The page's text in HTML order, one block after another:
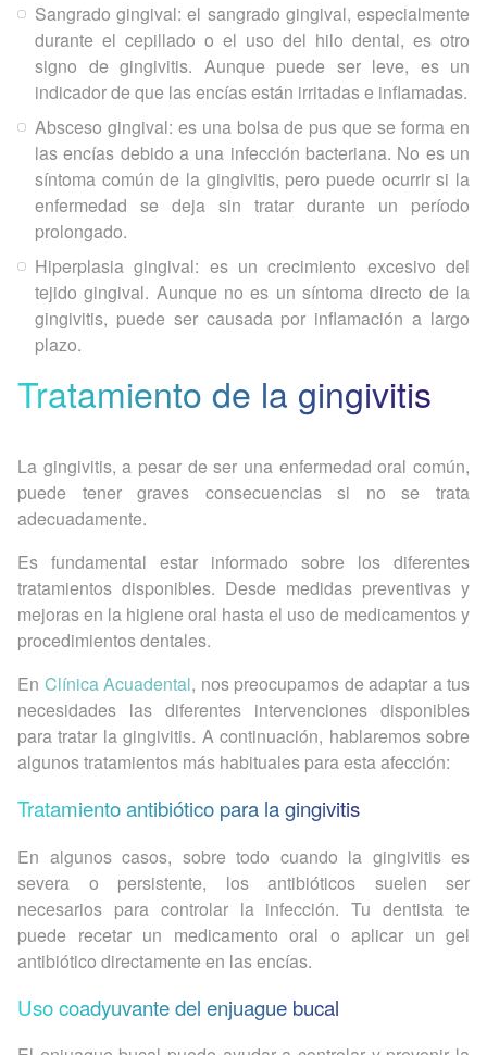
Sangrado gingival: el sangrado gingival, especialmente
durante el cepillado o el uso del hilo dental, es otro
signo de gingivitis. Aunque puede ser leve, es un
indicador de que las encías están irritadas e inflamadas.
Absceso gingival: es una bolsa de pus que se forma en
las encías debido a una infección bacteriana. No es un
síntoma común de la gingivitis, pero puede ocurrir si la
enfermedad se deja sin tratar durante un período
prolongado.
Hiperplasia gingival: es un crecimiento excesivo del
tejido gingival. Aunque no es un síntoma directo de la
gingivitis, puede ser causada por inflamación a largo
plazo.
Tratamiento de la gingivitis
La gingivitis, a pesar de ser una enfermedad oral común,
puede tener graves consecuencias si no se trata
adecuadamente.
Es fundamental estar informado sobre los diferentes
tratamientos disponibles. Desde medidas preventivas y
mejoras en la higiene oral hasta el uso de medicamentos y
procedimientos dentales.
En Clínica Acuadental, nos preocupamos de adaptar a tus
necesidades las diferentes intervenciones disponibles
para tratar la gingivitis. A continuación, hablaremos sobre
algunos tratamientos más habituales para esta afección:
Tratamiento antibiótico para la gingivitis
En algunos casos, sobre todo cuando la gingivitis es
severa o persistente, los antibióticos suelen ser
necesarios para controlar la infección. Tu dentista te
puede recetar un medicamento oral o aplicar un gel
antibiótico directamente en las encías.
Uso coadyuvante del enjuague bucal